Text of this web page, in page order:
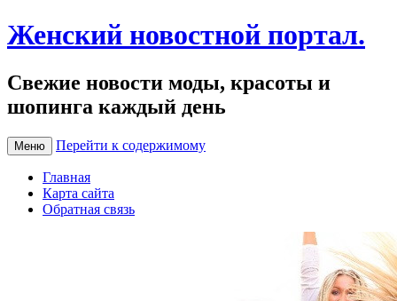
Женский новостной портал.
Свежие новости моды, красоты и
шопинга каждый день
Меню Перейти к содержимому
Главная
Карта сайта
Обратная связь